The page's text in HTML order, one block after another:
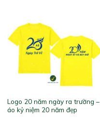
Logo 20 năm ngày ra trường –
áo kỷ niệm 20 năm đẹp